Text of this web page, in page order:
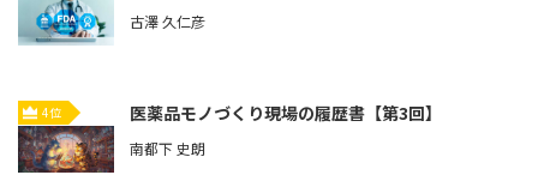
古澤 久仁彦
4位 医薬品モノづくり現場の履歴書【第3回】
南都下 史朗